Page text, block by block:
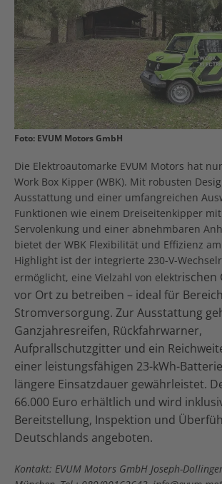
Foto: EVUM Motors GmbH
Die Elektroautomarke EVUM Motors hat
Work Box Kipper (WBK). Mit robusten
Ausstattung und einer umfangreichen
Funktionen wie einem Dreiseitenkipper
Servolenkung und einer abnehmbaren
bietet der WBK Flexibilität und Effizienz
Highlight ist der integrierte 230-V-
ermöglicht, eine Vielzahl von elektrischen
vor Ort zu betreiben – ideal für
Stromversorgung. Zur Ausstattung
Ganzjahresreifen, Rückfahrwarner,
Aufprallschutzgitter und ein
einer leistungsfähigen 23-kWh-
längere Einsatzdauer gewährleistet.
66.000 Euro erhältlich und wird
Bereitstellung, Inspektion und
Deutschlands angeboten.
Kontakt: EVUM Motors GmbH Joseph-